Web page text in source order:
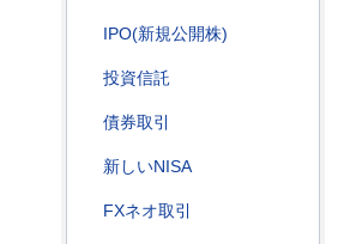
IPO(新規公開株)
投資信託
債券取引
新しいNISA
FXネオ取引